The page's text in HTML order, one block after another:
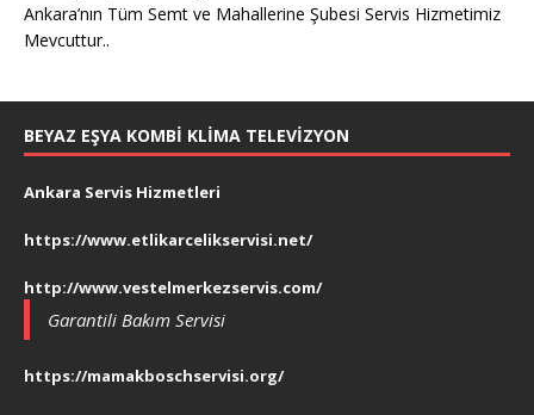
Ankara’nın Tüm Semt ve Mahallerine Şubesi Servis Hizmetimiz
Mevcuttur..
BEYAZ EŞYA KOMBI KLIMA TELEVIZYON
Ankara Servis Hizmetleri
https://www.etlikarcelikservisi.net/
http://www.vestelmerkezservis.com/
Garantili Bakım Servisi
https://mamakboschservisi.org/